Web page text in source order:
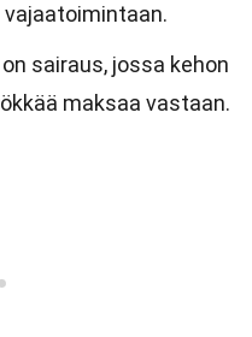
sairaus, jossa kehon
maksaa vastaan.